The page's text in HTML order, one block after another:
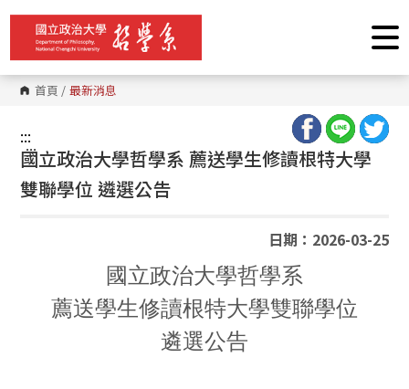
跳
要
內
容
區 首頁 / 最新消息
:::
:::
國立政治大學哲學系 薦送學生修讀根特大學
雙聯學位 遴選公告
日期：2026-03-25
國立政治大學哲學系
薦送學生修讀根特大學雙聯學位
遴選公告